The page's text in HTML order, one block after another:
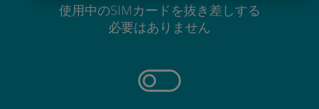
使用中のSIMカードを抜き差しする
必要はありません